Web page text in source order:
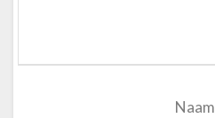
Naam